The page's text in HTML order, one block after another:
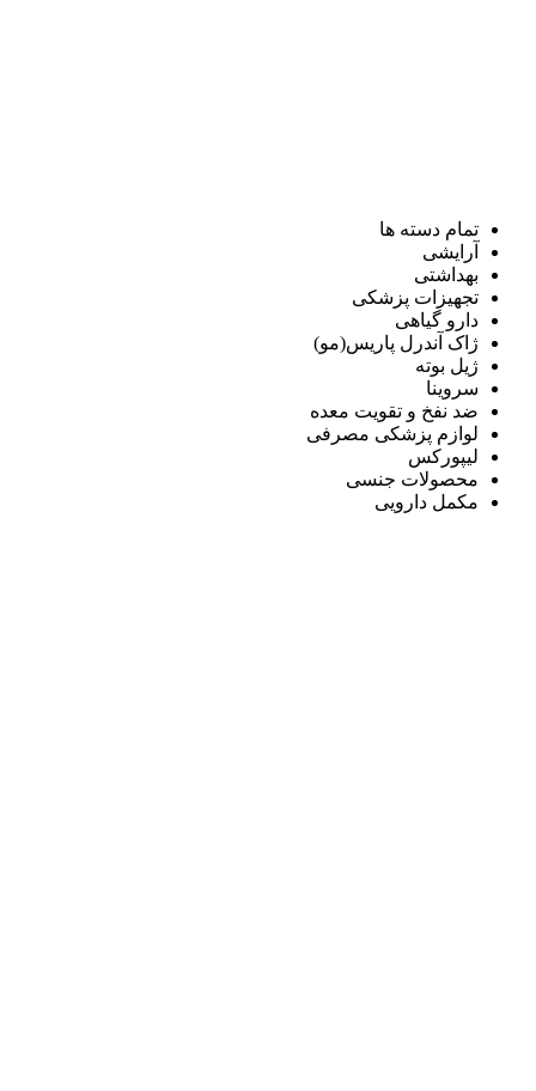
تمام دسته ها
آرایشی
بهداشتی
تجهیزات پزشکی
دارو گیاهی
ژاک آندرل پاریس(مو)
ژیل بوته
سروینا
ضد نفخ و تقویت معده
لوازم پزشکی مصرفی
لیپورکس
محصولات جنسی
مکمل دارویی